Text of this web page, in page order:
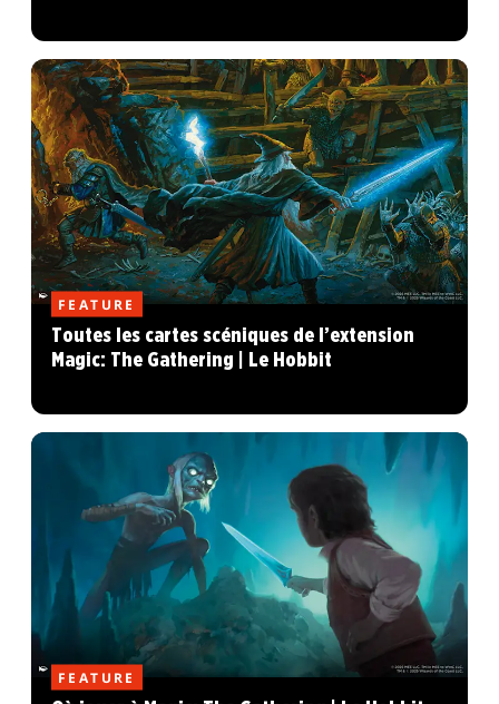
FEATURE
Toutes les cartes scéniques de l’extension
Magic: The Gathering | Le Hobbit
FEATURE